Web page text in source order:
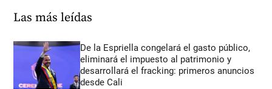
Las más leídas
De la Espriella congelará el gasto público,
eliminará el impuesto al patrimonio y
desarrollará el fracking: primeros anuncios
desde Cali